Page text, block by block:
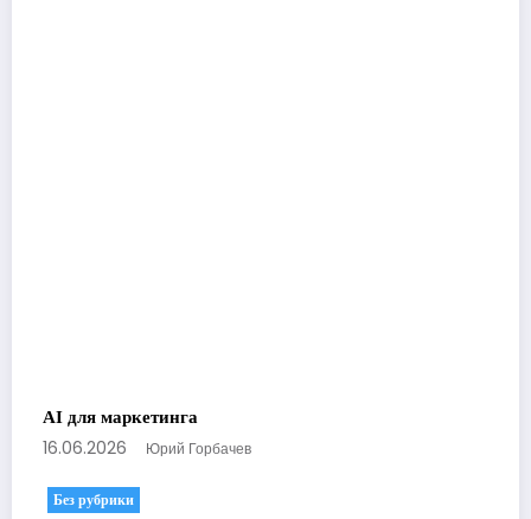
AI для маркетинга
16.06.2026 Юрий Горбачев
Без рубрики